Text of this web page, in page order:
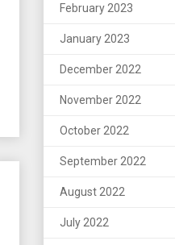
February 2023
January 2023
December 2022
November 2022
October 2022
September 2022
August 2022
July 2022